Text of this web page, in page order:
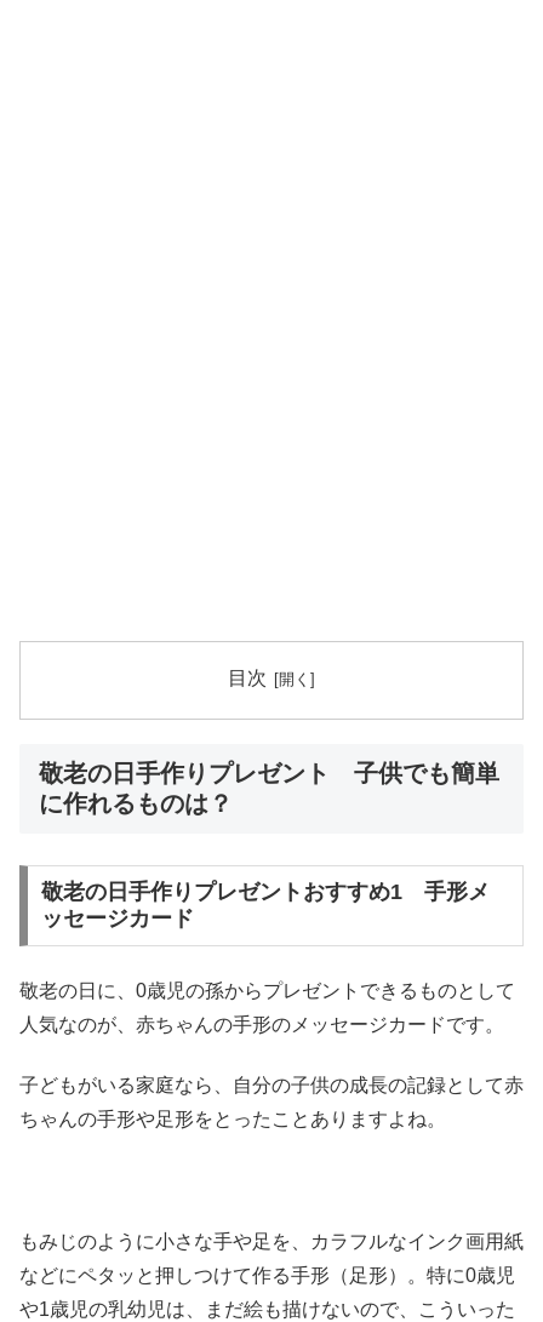
目次
敬老の日手作りプレゼント 子供でも簡単
に作れるものは？
敬老の日手作りプレゼントおすすめ1 手形メ
ッセージカード
敬老の日に、0歳児の孫からプレゼントできるものとして
人気なのが、赤ちゃんの手形のメッセージカードです。
子どもがいる家庭なら、自分の子供の成長の記録として赤
ちゃんの手形や足形をとったことありますよね。
もみじのように小さな手や足を、カラフルなインク画用紙
などにペタッと押しつけて作る手形（足形）。特に0歳児
や1歳児の乳幼児は、まだ絵も描けないので、こういった